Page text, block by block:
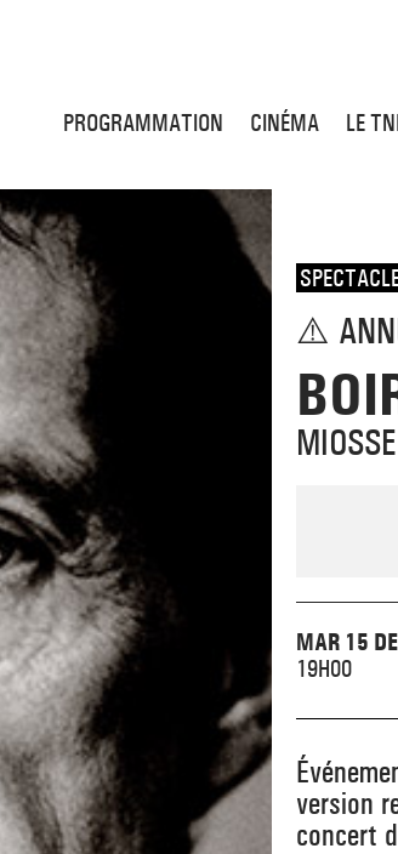
PROGRAMMATION CINÉMA LE
⚠️
MAR 15
19H00
version
concert